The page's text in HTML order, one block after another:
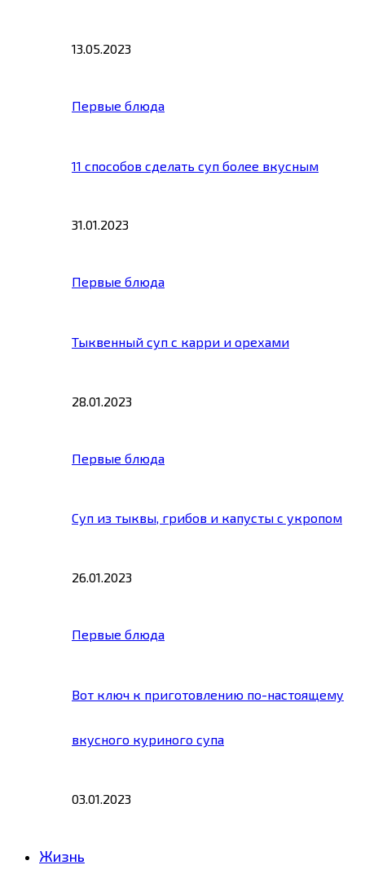
13.05.2023
Первые блюда
11 способов сделать суп более вкусным
31.01.2023
Первые блюда
Тыквенный суп с карри и орехами
28.01.2023
Первые блюда
Суп из тыквы, грибов и капусты с укропом
26.01.2023
Первые блюда
Вот ключ к приготовлению по-настоящему
вкусного куриного супа
03.01.2023
Жизнь